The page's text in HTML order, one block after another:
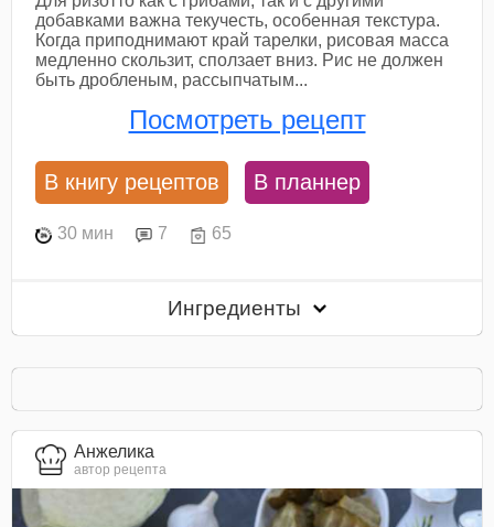
добавками важна текучесть, особенная текстура.
Когда приподнимают край тарелки, рисовая масса
медленно скользит, сползает вниз. Рис не должен
быть дробленым, рассыпчатым...
Посмотреть рецепт
В книгу рецептов В планнер
30 мин 7 65
Ингредиенты
Анжелика
автор рецепта